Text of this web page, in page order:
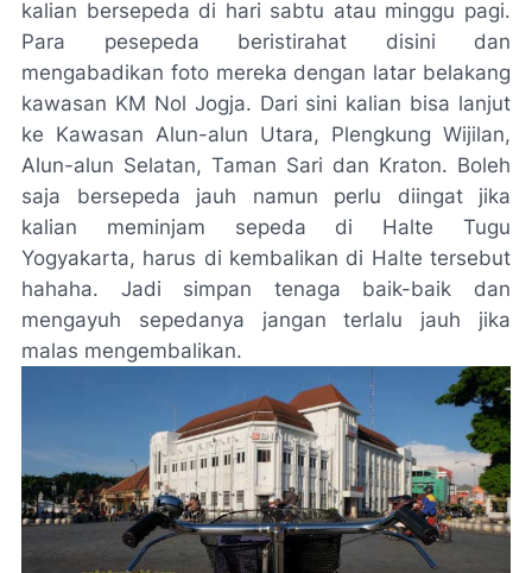
kalian bersepeda di hari sabtu atau minggu pagi.
Para pesepeda beristirahat disini dan
mengabadikan foto mereka dengan latar belakang
kawasan KM Nol Jogja. Dari sini kalian bisa lanjut
ke Kawasan Alun-alun Utara, Plengkung Wijilan,
Alun-alun Selatan, Taman Sari dan Kraton. Boleh
saja bersepeda jauh namun perlu diingat jika
kalian meminjam sepeda di Halte Tugu
Yogyakarta, harus di kembalikan di Halte tersebut
hahaha. Jadi simpan tenaga baik-baik dan
mengayuh sepedanya jangan terlalu jauh jika
malas mengembalikan.